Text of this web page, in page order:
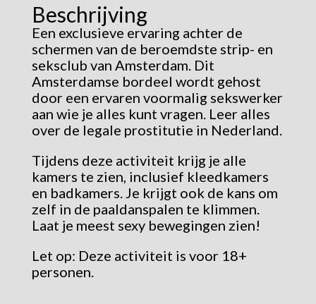
Beschrijving
Een exclusieve ervaring achter de
schermen van de beroemdste strip- en
seksclub van Amsterdam. Dit
Amsterdamse bordeel wordt gehost
door een ervaren voormalig sekswerker
aan wie je alles kunt vragen. Leer alles
over de legale prostitutie in Nederland.
Tijdens deze activiteit krijg je alle
kamers te zien, inclusief kleedkamers
en badkamers. Je krijgt ook de kans om
zelf in de paaldanspalen te klimmen.
Laat je meest sexy bewegingen zien!
Let op: Deze activiteit is voor 18+
personen.